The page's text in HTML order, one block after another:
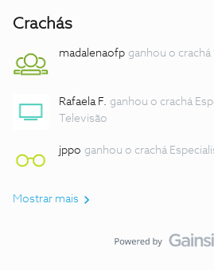
Crachás
madalenaofp ganhou o crachá
Rafaela F. ganhou o crachá
Televisão
jppo ganhou o crachá
Mostrar mais